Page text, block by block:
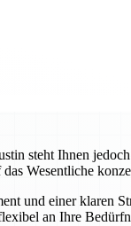
steht Ihnen
Wesentliche
und einer klaren
an Ihre